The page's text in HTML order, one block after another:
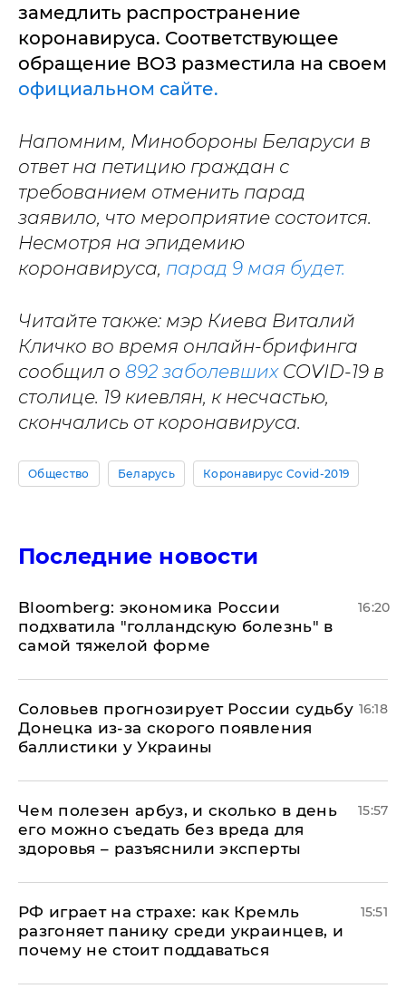
замедлить распространение
коронавируса. Соответствующее
обращение ВОЗ разместила на своем
официальном сайте.
Напомним, Минобороны Беларуси в
ответ на петицию граждан с
требованием отменить парад
заявило, что мероприятие состоится.
Несмотря на эпидемию
коронавируса, парад 9 мая будет.
Читайте также: мэр Киева Виталий
Кличко во время онлайн-брифинга
сообщил о 892 заболевших COVID-19 в
столице. 19 киевлян, к несчастью,
скончались от коронавируса.
Общество Беларусь Коронавирус Covid-2019
Последние новости
Bloomberg: экономика России
подхватила "голландскую болезнь" в
самой тяжелой форме
16:20
Соловьев прогнозирует России судьбу
Донецка из-за скорого появления
баллистики у Украины
16:18
Чем полезен арбуз, и сколько в день
его можно съедать без вреда для
здоровья – разъяснили эксперты
15:57
РФ играет на страхе: как Кремль
разгоняет панику среди украинцев, и
почему не стоит поддаваться
15:51